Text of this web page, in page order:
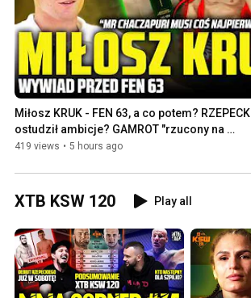
Miłosz KRUK - FEN 63, a co potem? RZEPECKI
ostudził ambicje? GAMROT "rzucony na
pożarcie"?
419 views • 5 hours ago
XTB KSW 120 Play all